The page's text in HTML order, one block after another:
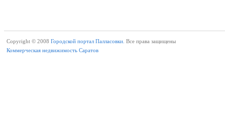
Copyright © 2008 Городской портал Палласовки. Все права защищены
Коммерческая недвижимость Саратов